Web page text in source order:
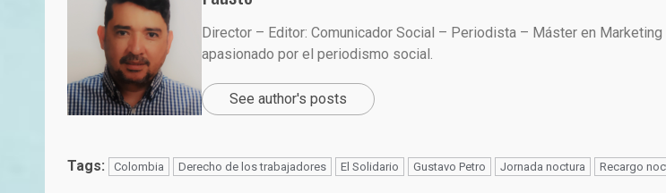
Director – Editor: Comunicador Social – Periodista – Máster en
apasionado por el periodismo social.
See author's posts
Tags: Colombia Derecho de los trabajadores El Solidario Gustavo Petro Jornada noctura Recargo